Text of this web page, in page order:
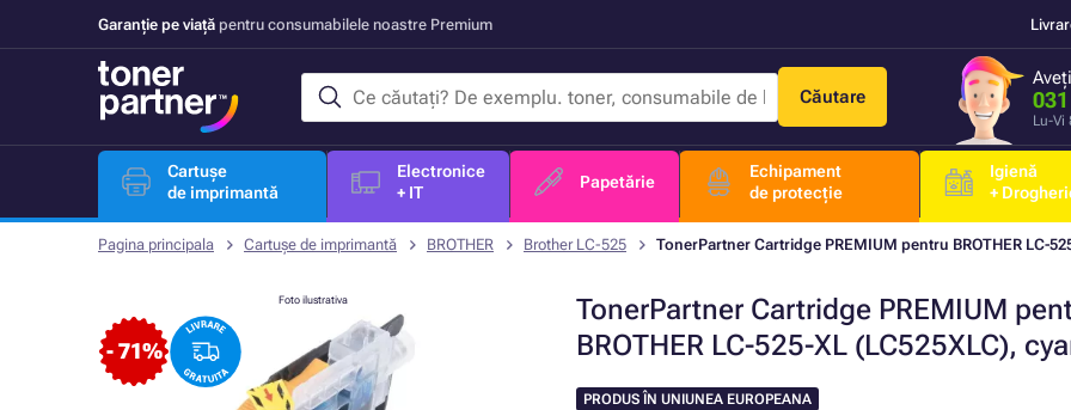
Garanție pe viață pentru consumabilele noastre Premium
Căutare
Lu-Vi
Cartușe
de imprimantă
Electronice
+ IT
Papetărie
Echipament
de protecție
Igienă
+
Pagina principala Cartușe de imprimantă BROTHER Brother LC-525 TonerPartner Cartridge PREMIUM pentru BROTHER LC-
TonerPartner Cartridge PREMIUM
BROTHER LC-525-XL (LC525XLC),
- 71%
Foto ilustrativa
PRODUS ÎN UNIUNEA EUROPEANA